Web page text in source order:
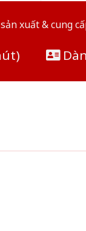
xuất & cung